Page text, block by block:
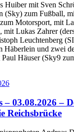
Huiber mit Sven
(Sky) zum Fußball,
Motorsport, mit
mit Lukas Zahrer
Leuchtenberg
Häberlein und zwei
Häuser (Sky9
– 03.08.2026 –
Reichsbrücke